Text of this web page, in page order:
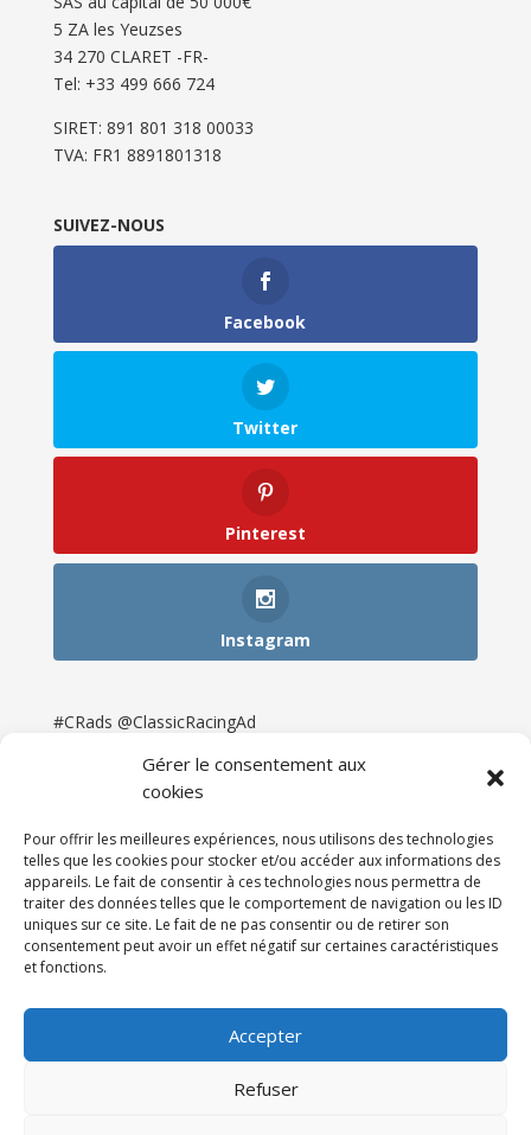
Gérer le consentement aux
cookies
Pour offrir les meilleures expériences, nous utilisons des technologies
telles que les cookies pour stocker et/ou accéder aux informations des
appareils. Le fait de consentir à ces technologies nous permettra de
traiter des données telles que le comportement de navigation ou les ID
uniques sur ce site. Le fait de ne pas consentir ou de retirer son
consentement peut avoir un effet négatif sur certaines caractéristiques
et fonctions.
Accepter
Refuser
5 ZA les Yeuzses
34 270 CLARET -FR-
Tel: ‭+33 499 666 724‬
SIRET: 891 801 318 00033
TVA: FR1 8891801318
SUIVEZ-NOUS
Facebook
Twitter
Pinterest
Instagram
#CRads @ClassicRacingAd
Newsletter & Presse
Partenaires
Tarifs
Espace Client